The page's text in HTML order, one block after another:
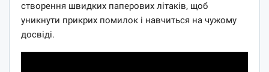
створення швидких паперових літаків, щоб
уникнути прикрих помилок і навчиться на чужому
досвіді.